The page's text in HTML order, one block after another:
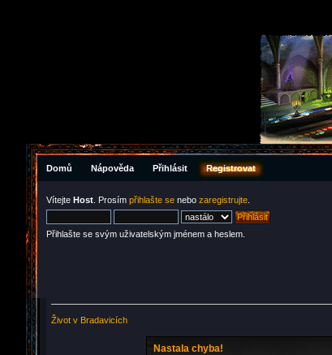
Domů Nápověda Přihlásit Registrovat
Vítejte Host . Prosím přihlašte se nebo zaregistrujte
Přihlašte se svým uživatelským jménem a heslem.
Život v Bradavicích
Nastala chyba!